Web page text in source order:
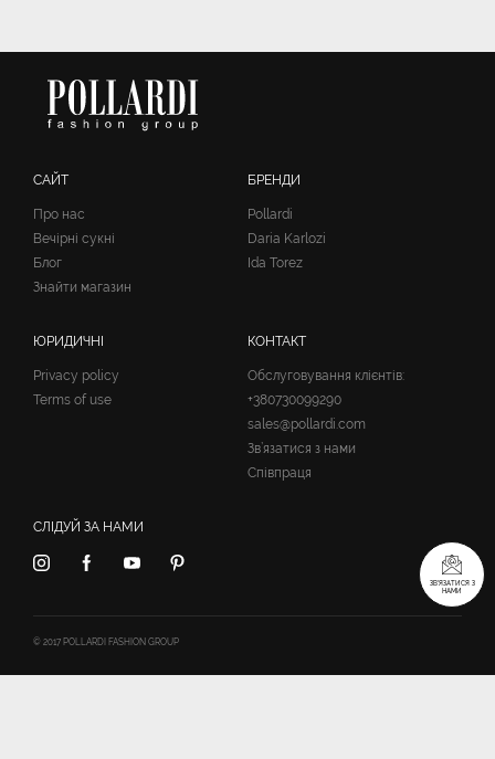
САЙТ
Про нас
Вечірні сукні
Блог
Знайти магазин
БРЕНДИ
Pollardi
Daria Karlozi
Ida Torez
ЮРИДИЧНІ
Privacy policy
Terms of use
КОНТАКТ
Обслуговування клієнтів:
+380730099290
sales@pollardi.com
Зв’язатися з нами
Співпраця
СЛІДУЙ ЗА НАМИ
© 2017 POLLARDI FASHION GROUP
ЗВ’ЯЗАТИСЯ З
НАМИ